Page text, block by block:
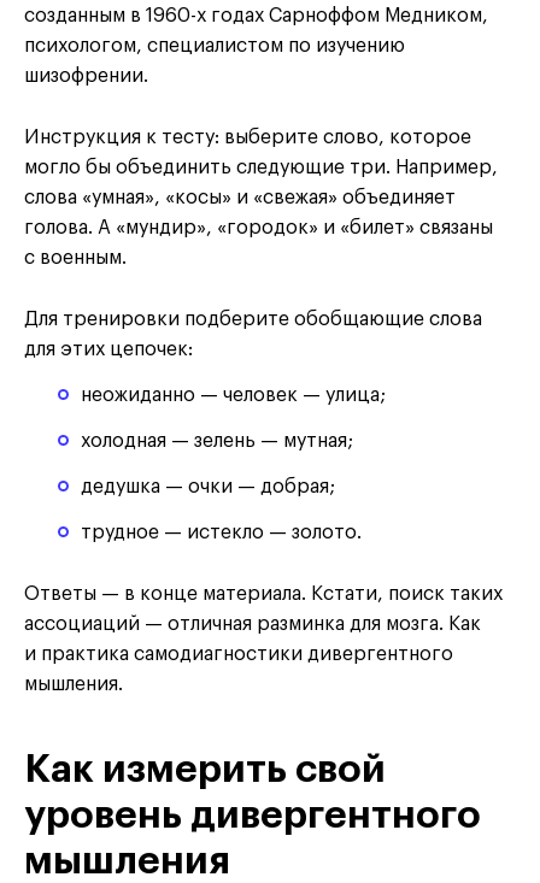
созданным в 1960-х годах Сарноффом Медником,
психологом, специалистом по изучению
шизофрении.
Инструкция к тесту: выберите слово, которое
могло бы объединить следующие три. Например,
слова «умная», «косы» и «свежая» объединяет
голова. А «мундир», «городок» и «билет» связаны
с военным.
Для тренировки подберите обобщающие слова
для этих цепочек:
неожиданно — человек — улица;
холодная — зелень — мутная;
дедушка — очки — добрая;
трудное — истекло — золото.
Ответы — в конце материала. Кстати, поиск таких
ассоциаций — отличная разминка для мозга. Как
и практика самодиагностики дивергентного
мышления.
Как измерить свой
уровень дивергентного
мышления